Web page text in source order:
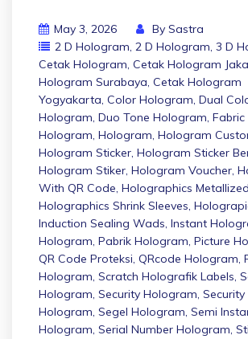
May 3, 2026 By Sastra
2 D Hologram, 2 D Hologram, 3 D
Cetak Hologram, Cetak Hologram
Hologram Surabaya, Cetak Hologram
Yogyakarta, Color Hologram, Dual
Hologram, Duo Tone Hologram, Fabric
Hologram, Hologram, Hologram
Hologram Sticker, Hologram Sticker
Hologram Stiker, Hologram Voucher,
With QR Code, Holographics
Holographics Shrink Sleeves,
Induction Sealing Wads, Instant
Hologram, Pabrik Hologram, Picture
QR Code Proteksi, QRcode Hologram,
Hologram, Scratch Holografik Labels,
Hologram, Security Hologram, Security
Hologram, Segel Hologram, Semi
Hologram, Serial Number Hologram,